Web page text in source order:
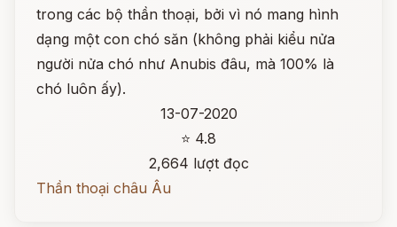
trong các bộ thần thoại, bởi vì nó mang hình
dạng một con chó săn (không phải kiểu nửa
người nửa chó như Anubis đâu, mà 100% là
chó luôn ấy).
13-07-2020
⭐ 4.8
2,664 lượt đọc
Thần thoại châu Âu